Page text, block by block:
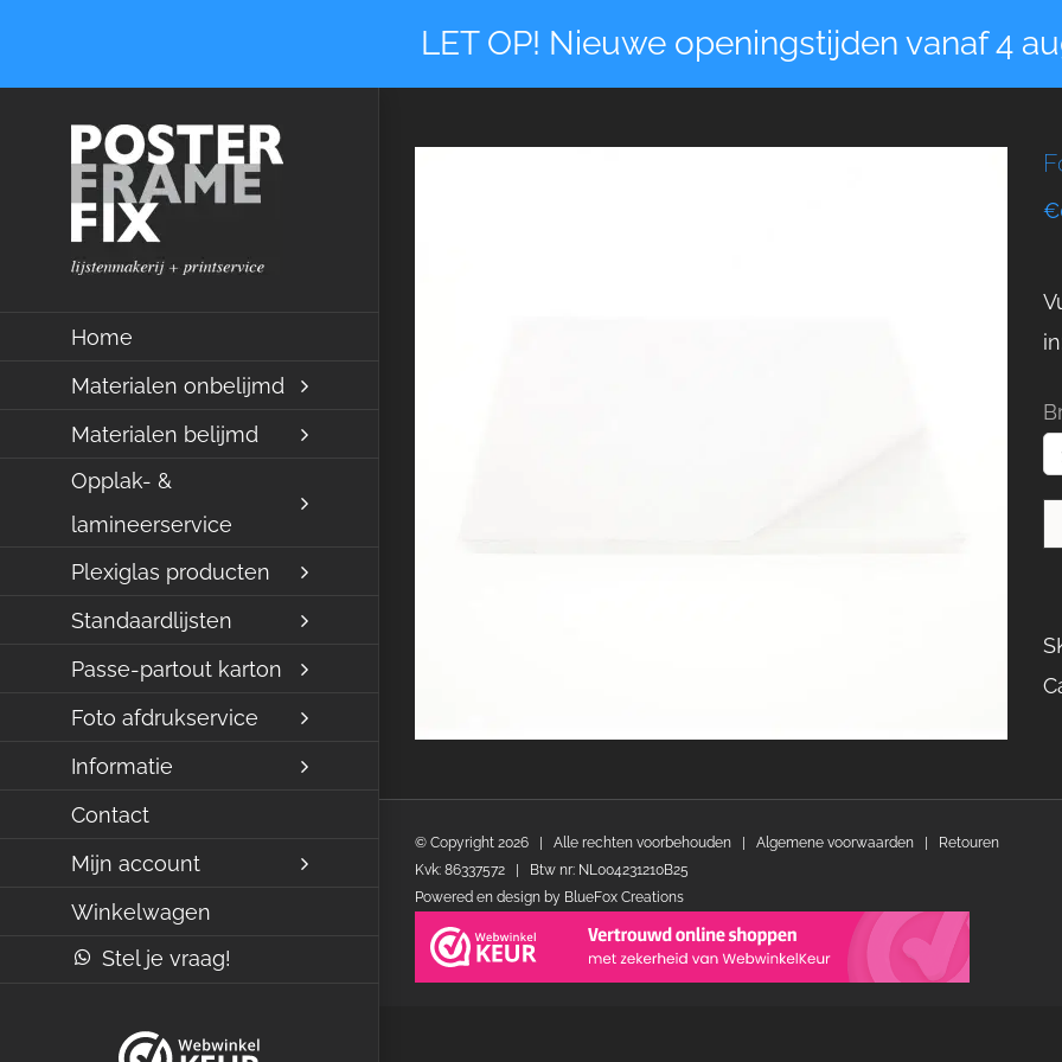
LET OP! Nieuwe openingstijden vanaf 4
Home
Materialen onbelijmd
Materialen belijmd
Opplak- &
lamineerservice
Plexiglas producten
Standaardlijsten
Passe-partout karton
Foto afdrukservice
Informatie
Contact
Mijn account
Winkelwagen
Stel je vraag!
© Copyright 2026 | Alle rechten voorbehouden | Algemene voorwaarden
Retouren
Kvk: 86337572 | Btw nr: NL004231210B25
Powered en design by BlueFox Creations